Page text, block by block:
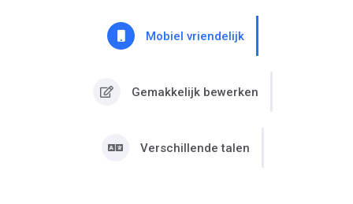
Mobiel vriendelijk
Gemakkelijk bewerken
Verschillende talen